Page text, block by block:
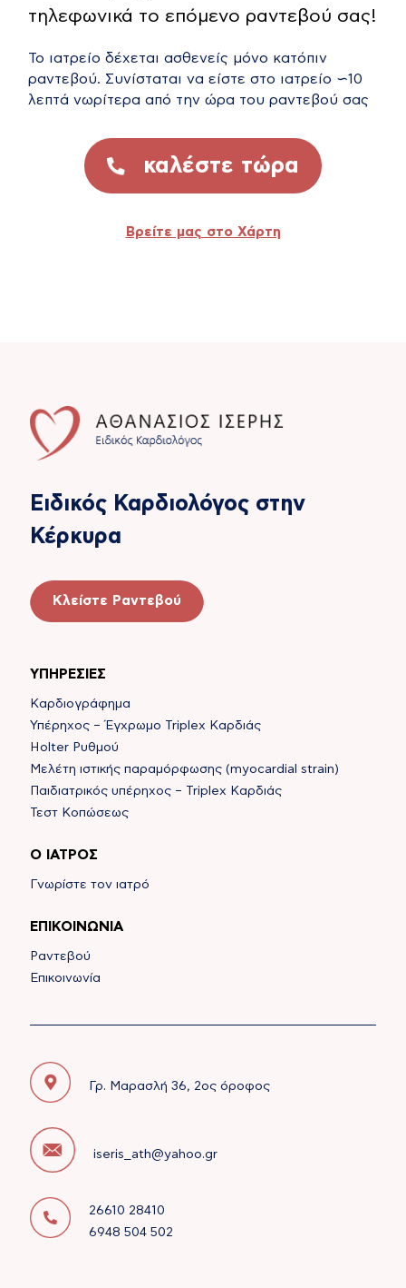
τηλεφωνικά το επόμενο ραντεβού σας!
Το ιατρείο δέχεται ασθενείς μόνο κατόπιν
ραντεβού. Συνίσταται να είστε στο ιατρείο ∽10
λεπτά νωρίτερα από την ώρα του ραντεβού σας
καλέστε τώρα
Βρείτε μας στο Χάρτη
Ειδικός Καρδιολόγος στην
Κέρκυρα
Κλείστε Ραντεβού
ΥΠΗΡΕΣΙΕΣ
Καρδιογράφημα
Υπέρηχος – Έγχρωμο Triplex Καρδιάς
Holter Ρυθμού
Μελέτη ιστικής παραμόρφωσης (myocardial strain)
Παιδιατρικός υπέρηχος – Triplex Καρδιάς
Τεστ Κοπώσεως
Ο ΙΑΤΡΟΣ
Γνωρίστε τον ιατρό
ΕΠΙΚΟΙΝΩΝΙΑ
Ραντεβού
Επικοινωνία
Γρ. Μαρασλή 36, 2ος όροφος
iseris_ath@yahoo.gr
26610 28410
6948 504 502